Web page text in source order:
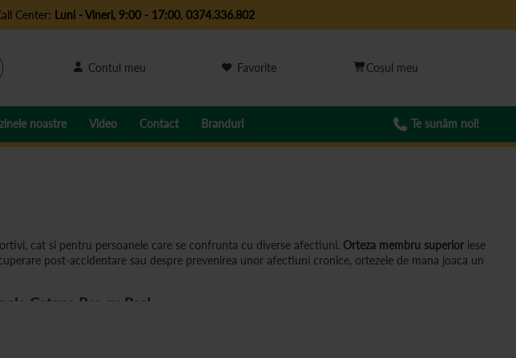
Center: Luni - Vineri, 9:00 - 17:00, 0374.336.802
Contul meu Favorite
noastre Video Contact Branduri Te sunăm noi!
cat si pentru persoanele care se confrunta cu diverse afectiuni. Orteza membru superior iese
post-accidentare sau despre prevenirea unor afectiuni cronice, ortezele de mana joaca un
Catena Pas cu Pas!